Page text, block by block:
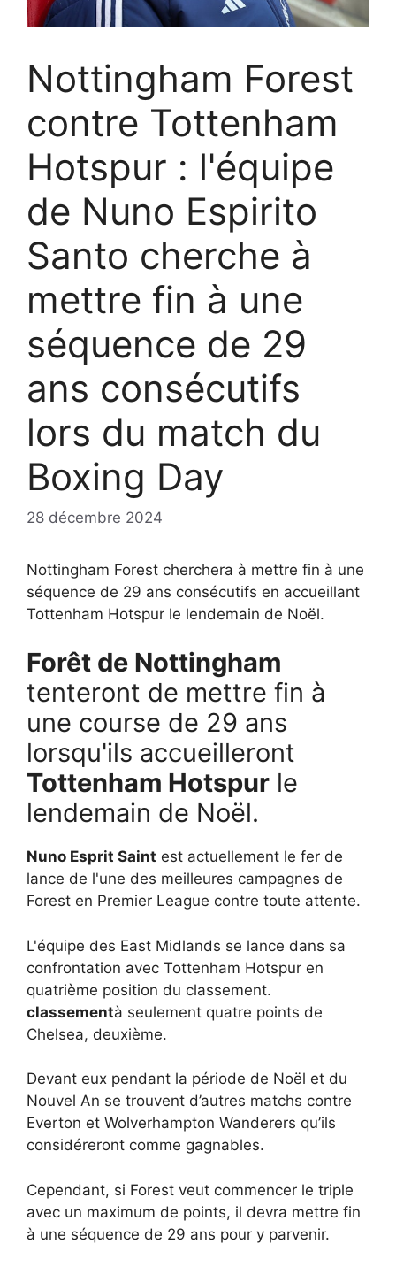
Nottingham Forest
contre Tottenham
Hotspur : l'équipe
de Nuno Espirito
Santo cherche à
mettre fin à une
séquence de 29
ans consécutifs
lors du match du
Boxing Day
28 décembre 2024
Nottingham Forest cherchera à mettre fin à une
séquence de 29 ans consécutifs en accueillant
Tottenham Hotspur le lendemain de Noël.
Forêt de Nottingham
tenteront de mettre fin à
une course de 29 ans
lorsqu'ils accueilleront
Tottenham Hotspur le
lendemain de Noël.
Nuno Esprit Saint est actuellement le fer de
lance de l'une des meilleures campagnes de
Forest en Premier League contre toute attente.
L'équipe des East Midlands se lance dans sa
confrontation avec Tottenham Hotspur en
quatrième position du classement.
classementà seulement quatre points de
Chelsea, deuxième.
Devant eux pendant la période de Noël et du
Nouvel An se trouvent d’autres matchs contre
Everton et Wolverhampton Wanderers qu’ils
considéreront comme gagnables.
Cependant, si Forest veut commencer le triple
avec un maximum de points, il devra mettre fin
à une séquence de 29 ans pour y parvenir.